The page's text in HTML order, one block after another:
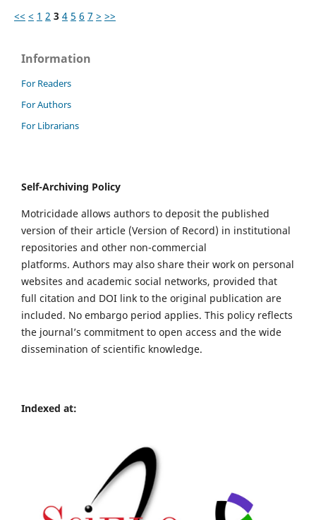
<< < 1 2 3 4 5 6 7 > >>
Information
For Readers
For Authors
For Librarians
Self-Archiving Policy
Motricidade allows authors to deposit the published
version of their article (Version of Record) in institutional
repositories and other non-commercial
platforms. Authors may also share their work on personal
websites and academic social networks, provided that
full citation and DOI link to the original publication are
included. No embargo period applies. This policy reflects
the journal’s commitment to open access and the wide
dissemination of scientific knowledge.
Indexed at: